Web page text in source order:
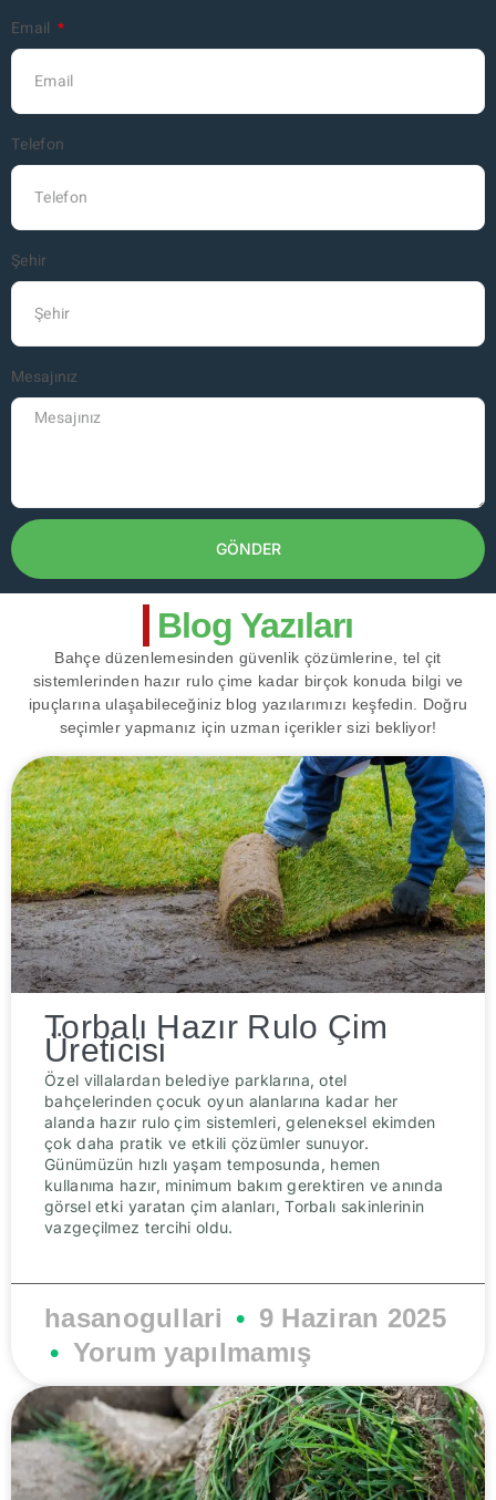
Email
Telefon
Şehir
Mesajınız
GÖNDER
Blog Yazıları
Bahçe düzenlemesinden güvenlik çözümlerine, tel çit
sistemlerinden hazır rulo çime kadar birçok konuda bilgi ve
ipuçlarına ulaşabileceğiniz blog yazılarımızı keşfedin. Doğru
seçimler yapmanız için uzman içerikler sizi bekliyor!
Torbalı Hazır Rulo Çim
Üreticisi
Özel villalardan belediye parklarına, otel
bahçelerinden çocuk oyun alanlarına kadar her
alanda hazır rulo çim sistemleri, geleneksel ekimden
çok daha pratik ve etkili çözümler sunuyor.
Günümüzün hızlı yaşam temposunda, hemen
kullanıma hazır, minimum bakım gerektiren ve anında
görsel etki yaratan çim alanları, Torbalı sakinlerinin
vazgeçilmez tercihi oldu.
hasanogullari
9 Haziran 2025
Yorum yapılmamış